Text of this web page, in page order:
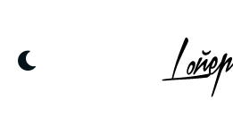
content